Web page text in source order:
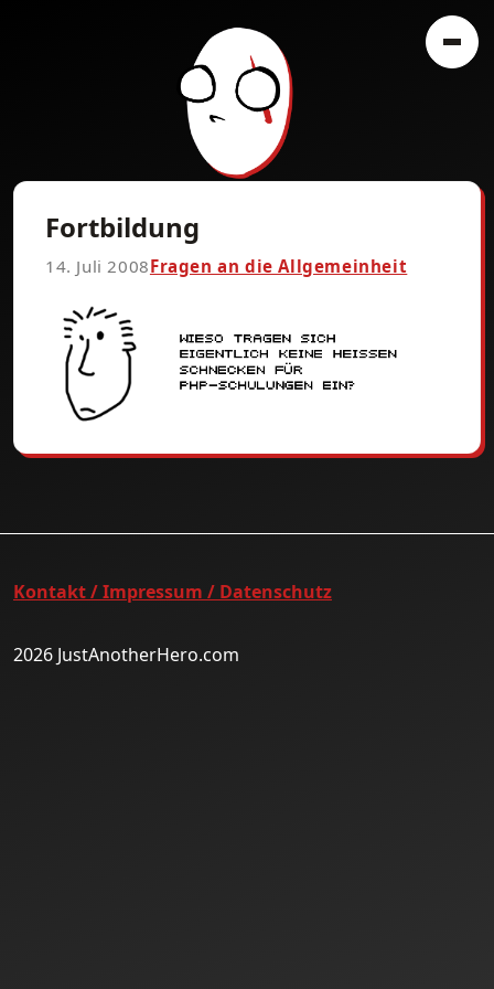
Fortbildung
14. Juli 2008Fragen an die Allgemeinheit
Kontakt / Impressum / Datenschutz
2026 JustAnotherHero.com